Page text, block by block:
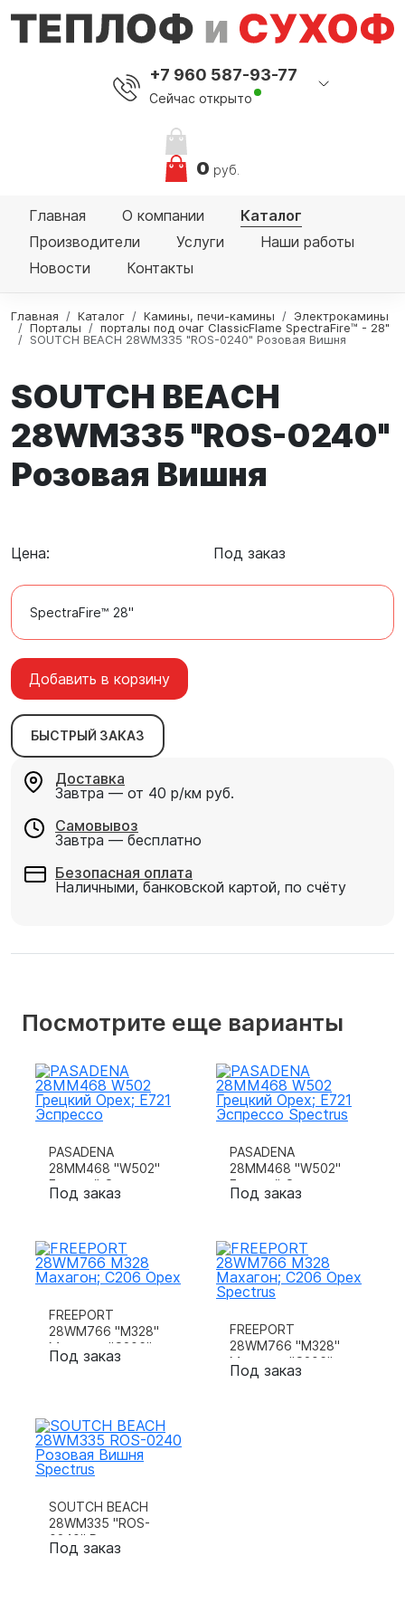
+7 960 587-93-77
Сейчас открыто
0 руб.
Главная О компании
Каталог
Производители
Услуги
Наши работы
Новости
Контакты
Главная Каталог Камины, печи-камины
Электрокамины
Порталы
порталы под очаг ClassicFlame SpectraFire™ - 28"
SOUTCH BEACH 28WM335 "ROS-0240" Розовая Вишня
SOUTCH BEACH
28WM335 "ROS-0240"
Розовая Вишня
Цена: Под заказ
SpectraFire™ 28"
Добавить в корзину
БЫСТРЫЙ ЗАКАЗ
Доставка
Завтра — от 40 р/км руб.
Самовывоз
Завтра — бесплатно
Безопасная оплата
Наличными, банковской картой, по счёту
Посмотрите еще варианты
PASADENA
28MM468 "W502"
Грецкий Орех;
"E721" Эс
Под заказ
PASADENA
28MM468 "W502"
Грецкий Орех;
"E721" Эс
Под заказ
FREEPORT
28WM766 "M328"
Махагон; "C206"
Орех
Под заказ
FREEPORT
28WM766 "M328"
Махагон; "C206"
Орех Sp
Под заказ
SOUTCH BEACH
28WM335 "ROS-
0240" Розовая
Вишня
Под заказ